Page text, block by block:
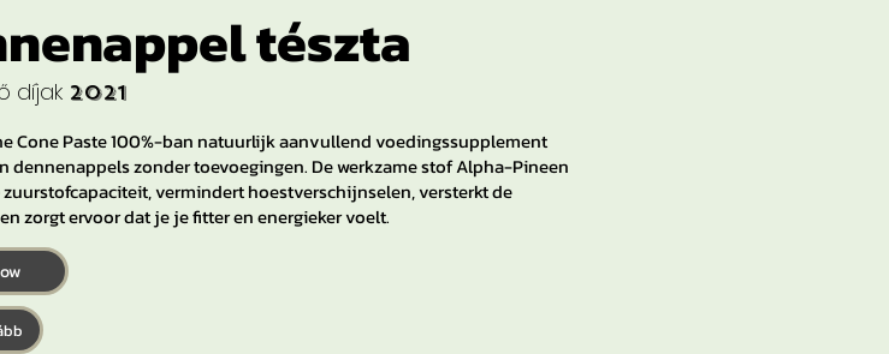
tészta
díjak 2021
Cone Paste 100%-ban natuurlijk aanvullend voedingssupplement
dennenappels zonder toevoegingen. De werkzame stof Alpha-Pineen
vermindert hoestverschijnselen, versterkt de
zorgt ervoor dat je je fitter en energieker voelt.